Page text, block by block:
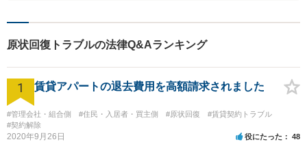
原状回復トラブルの法律Q&Aランキング
1 賃貸アパートの退去費用を高額請求されました
#管理会社・組合側 #住民・入居者・買主側 #原状回復
#賃貸契約トラブル
#契約解除
2020年9月26日 役にたった 48